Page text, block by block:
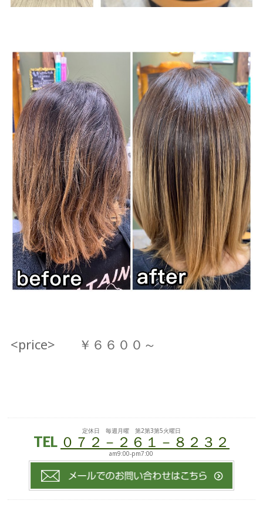
<price> ￥６６００～
定休日 毎週月曜 第2第3第5火曜日
TEL ０７２－２６１－８２３２
am9:00-pm7:00